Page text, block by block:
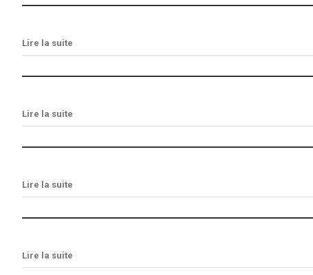
Lire la suite
Lire la suite
Lire la suite
Lire la suite